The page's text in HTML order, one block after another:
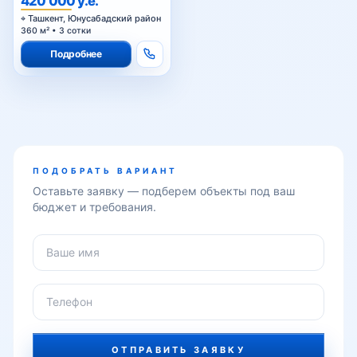
Шахристанская
Юнусабад-2
м² с качественным
ремонтом
Ташкент, Юнусабадский район
360 м² • 3 сотки
Подробнее
ПОДОБРАТЬ ВАРИАНТ
Оставьте заявку — подберем объекты под ваш
бюджет и требования.
ОТПРАВИТЬ ЗАЯВКУ